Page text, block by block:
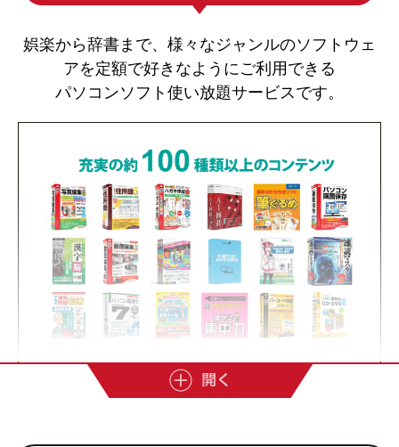
お子さんを危険から守る！スマホの使い
過ぎにも！！
お子さんが使用するアプリや閲覧するサイト、使用時間
を簡単に設定。
危険から遠ざけ「スマホの使い過ぎ」も防止。
娯楽から辞書まで、様々なジャンルのソフトウェ
アを定額で好きなようにご利用できる
パソコンソフト使い放題サービスです。
ダウンロード・ご利用方法